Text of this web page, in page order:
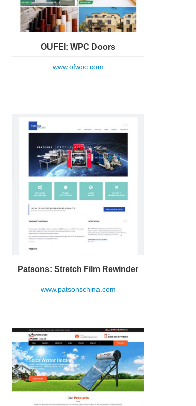
OUFEI: WPC Doors
www.ofwpc.com
Patsons: Stretch Film Rewinder
www.patsonschina.com